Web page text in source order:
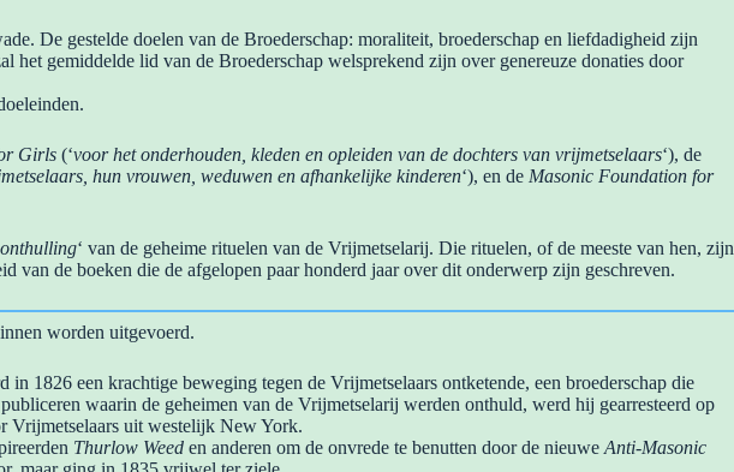
De gestelde doelen van de Broederschap: moraliteit, broederschap en liefdadigheid zijn
het gemiddelde lid van de Broederschap welsprekend zijn over genereuze donaties door
Girls (‘voor het onderhouden, kleden en opleiden van de dochters van vrijmetselaars‘), de
hun vrouwen, weduwen en afhankelijke kinderen‘), en de Masonic Foundation for
onthulling‘ van de geheime rituelen van de Vrijmetselarij. Die rituelen, of de meeste van hen, zijn
de boeken die de afgelopen paar honderd jaar over dit onderwerp zijn geschreven.
worden uitgevoerd.
1826 een krachtige beweging tegen de Vrijmetselaars ontketende, een broederschap die
waarin de geheimen van de Vrijmetselarij werden onthuld, werd hij gearresteerd op
Vrijmetselaars uit westelijk New York.
Thurlow Weed en anderen om de onvrede te benutten door de nieuwe Anti-Masonic